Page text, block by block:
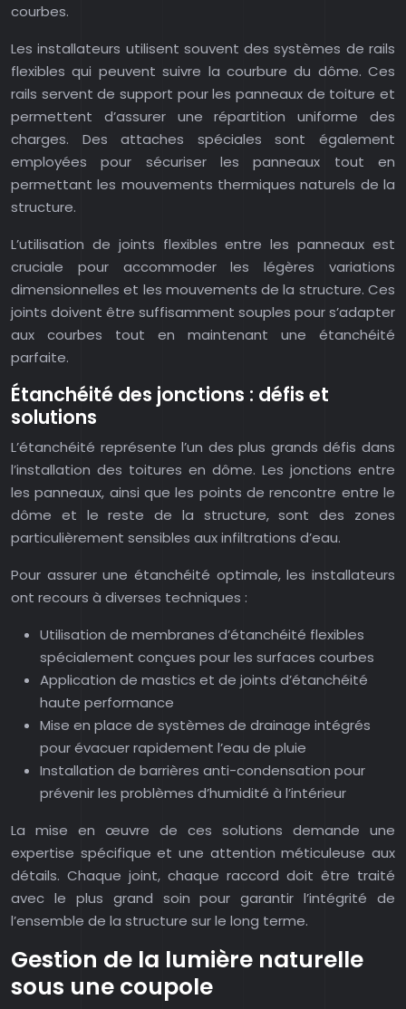
courbes.
Les installateurs utilisent souvent des systèmes de rails
flexibles qui peuvent suivre la courbure du dôme. Ces
rails servent de support pour les panneaux de toiture et
permettent d’assurer une répartition uniforme des
charges. Des attaches spéciales sont également
employées pour sécuriser les panneaux tout en
permettant les mouvements thermiques naturels de la
structure.
L’utilisation de joints flexibles entre les panneaux est
cruciale pour accommoder les légères variations
dimensionnelles et les mouvements de la structure. Ces
joints doivent être suffisamment souples pour s’adapter
aux courbes tout en maintenant une étanchéité
parfaite.
Étanchéité des jonctions : défis et
solutions
L’étanchéité représente l’un des plus grands défis dans
l’installation des toitures en dôme. Les jonctions entre
les panneaux, ainsi que les points de rencontre entre le
dôme et le reste de la structure, sont des zones
particulièrement sensibles aux infiltrations d’eau.
Pour assurer une étanchéité optimale, les installateurs
ont recours à diverses techniques :
Utilisation de membranes d’étanchéité flexibles
spécialement conçues pour les surfaces courbes
Application de mastics et de joints d’étanchéité
haute performance
Mise en place de systèmes de drainage intégrés
pour évacuer rapidement l’eau de pluie
Installation de barrières anti-condensation pour
prévenir les problèmes d’humidité à l’intérieur
La mise en œuvre de ces solutions demande une
expertise spécifique et une attention méticuleuse aux
détails. Chaque joint, chaque raccord doit être traité
avec le plus grand soin pour garantir l’intégrité de
l’ensemble de la structure sur le long terme.
Gestion de la lumière naturelle
sous une coupole